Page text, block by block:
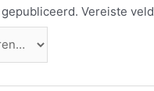
Vereiste